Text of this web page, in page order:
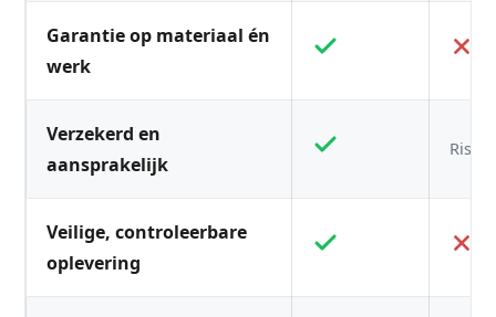
Garantie op materiaal én
werk
Verzekerd en
aansprakelijk
Veilige, controleerbare
oplevering